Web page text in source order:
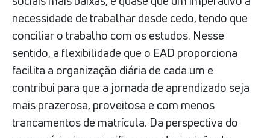
necessidade de trabalhar desde cedo, tendo que
conciliar o trabalho com os estudos. Nesse
sentido, a flexibilidade que o EAD proporciona
facilita a organização diária de cada um e
contribui para que a jornada de aprendizado seja
mais prazerosa, proveitosa e com menos
trancamentos de matrícula. Da perspectiva do